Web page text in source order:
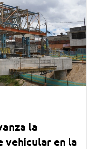
la
vehicular en la